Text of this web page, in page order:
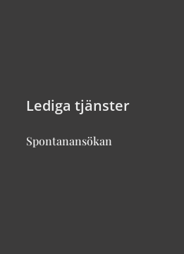
Lediga tjänster
Spontanansökan